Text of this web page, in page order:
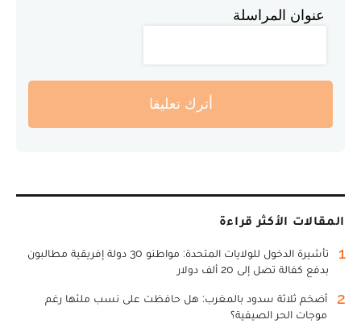
عنوان المراسلة
أترك تعليقا
المقالات الأكثر قراءة
1
تأشيرة الدخول للولايات المتحدة: مواطنو 30 دولة إفريقية مطالبون
بدفع كفالة تصل إلى 20 ألف دولار
2
أضخم ثلاثة سدود بالمغرب: هل حافظت على نسب ملئها رغم
موجات الحر الصيفية؟